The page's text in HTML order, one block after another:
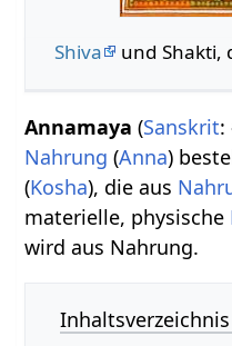
Shiva und Shakti,
Annamaya (Sanskrit:
Nahrung (Anna)
(Kosha), die aus
materielle, physische
wird aus Nahrung.
Inhaltsverzeichnis